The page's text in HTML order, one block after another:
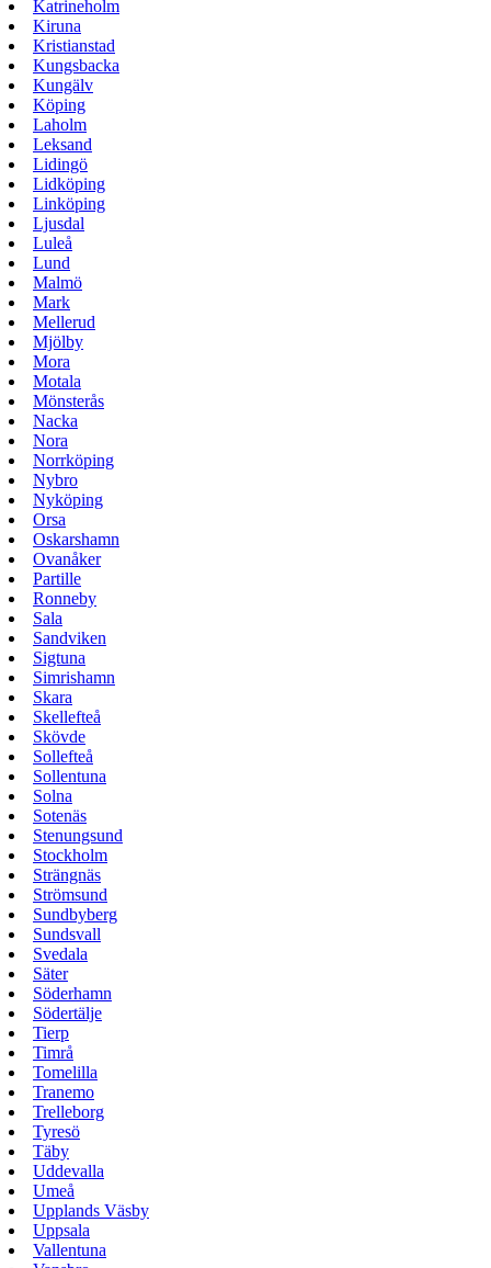
Katrineholm
Kiruna
Kristianstad
Kungsbacka
Kungälv
Köping
Laholm
Leksand
Lidingö
Lidköping
Linköping
Ljusdal
Luleå
Lund
Malmö
Mark
Mellerud
Mjölby
Mora
Motala
Mönsterås
Nacka
Nora
Norrköping
Nybro
Nyköping
Orsa
Oskarshamn
Ovanåker
Partille
Ronneby
Sala
Sandviken
Sigtuna
Simrishamn
Skara
Skellefteå
Skövde
Sollefteå
Sollentuna
Solna
Sotenäs
Stenungsund
Stockholm
Strängnäs
Strömsund
Sundbyberg
Sundsvall
Svedala
Säter
Söderhamn
Södertälje
Tierp
Timrå
Tomelilla
Tranemo
Trelleborg
Tyresö
Täby
Uddevalla
Umeå
Upplands Väsby
Uppsala
Vallentuna